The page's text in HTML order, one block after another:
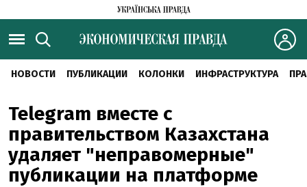
НОВОСТИ ПУБЛИКАЦИИ КОЛОНКИ ИНФРАСТРУКТУРА
Telegram вместе с
правительством Казахстана
удаляет "неправомерные"
публикации на платформе